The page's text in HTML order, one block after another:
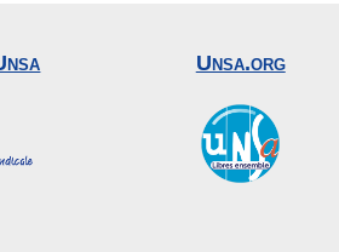
Unsa.org